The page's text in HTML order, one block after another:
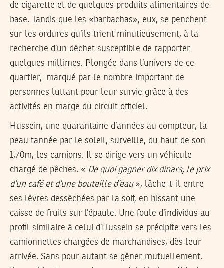
de cigarette et de quelques produits alimentaires de
base. Tandis que les «barbachas», eux, se penchent
sur les ordures qu’ils trient minutieusement, à la
recherche d’un déchet susceptible de rapporter
quelques millimes. Plongée dans l’univers de ce
quartier, marqué par le nombre important de
personnes luttant pour leur survie grâce à des
activités en marge du circuit officiel.
Hussein, une quarantaine d’années au compteur, la
peau tannée par le soleil, surveille, du haut de son
1,70m, les camions. Il se dirige vers un véhicule
chargé de pêches. « De quoi gagner dix dinars, le prix
d’un café et d’une bouteille d’eau», lâche-t-il entre
ses lèvres desséchées par la soif, en hissant une
caisse de fruits sur l’épaule. Une foule d’individus au
profil similaire à celui d’Hussein se précipite vers les
camionnettes chargées de marchandises, dès leur
arrivée. Sans pour autant se gêner mutuellement.